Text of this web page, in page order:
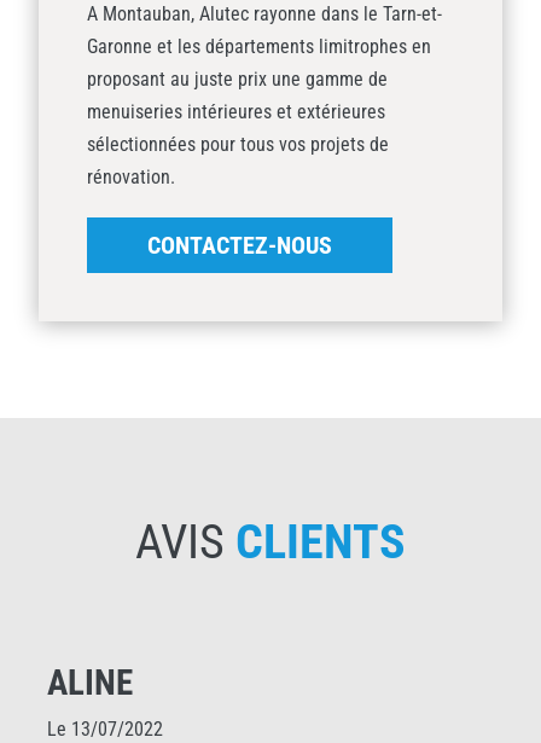
A Montauban, Alutec rayonne dans le Tarn-et-
Garonne et les départements limitrophes en
proposant au juste prix une gamme de
menuiseries intérieures et extérieures
sélectionnées pour tous vos projets de
rénovation.
CONTACTEZ-NOUS
AVIS CLIENTS
ALINE
Le 13/07/2022